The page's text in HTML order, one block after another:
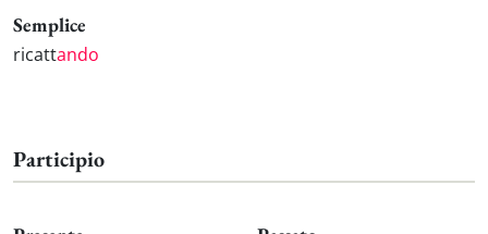
Semplice
ricattando
Participio